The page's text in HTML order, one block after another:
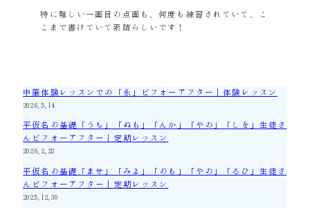
特に難しい一画目の点画も、何度も練習されていて、こ
こまで書けていて素晴らしいです！
中筆体験レッスンでの「永」ビフォーアフター｜体験レッスン
2026.5.14
平仮名の基礎「うち」「ぬも」「んか」「やの」「しを」生徒さ
んビフォーアフター｜定期レッスン
2026.2.28
平仮名の基礎「ませ」「みよ」「のも」「やの」「るひ」生徒さ
んビフォーアフター｜定期レッスン
2025.12.30